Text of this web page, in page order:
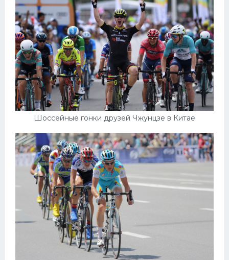
Шоссейные гонки друзей Чжунцзе в Китае